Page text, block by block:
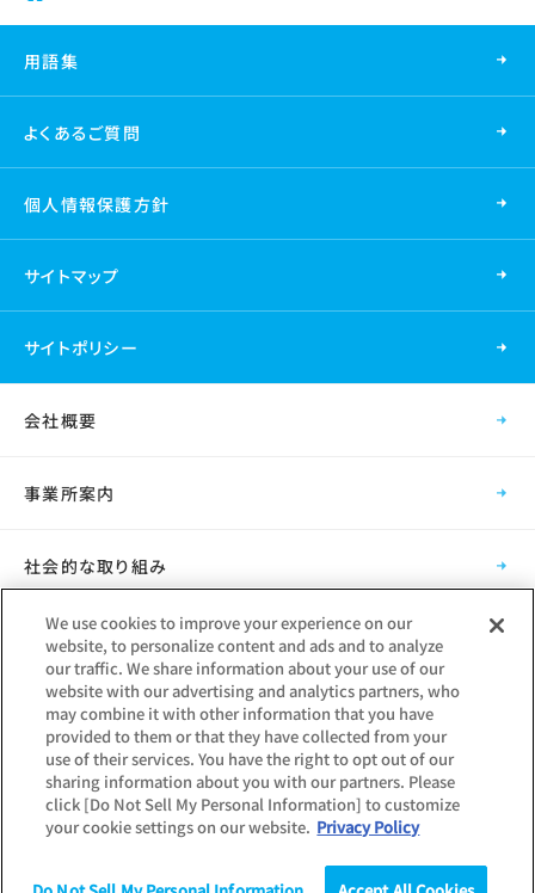
用語集
よくあるご質問
個人情報保護方針
サイトマップ
サイトポリシー
Copyright © Mynavi Corporation
会社概要
事業所案内
社会的な取り組み
採用情報
グループ会社
We use cookies to improve your experience on our
website, to personalize content and ads and to analyze
our traffic. We share information about your use of our
website with our advertising and analytics partners, who
may combine it with other information that you have
provided to them or that they have collected from your
use of their services. You have the right to opt out of our
sharing information about you with our partners. Please
click [Do Not Sell My Personal Information] to customize
your cookie settings on our website. Privacy Policy